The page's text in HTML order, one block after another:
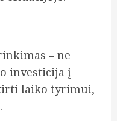
– ne
investicija į
laiko tyrimui,